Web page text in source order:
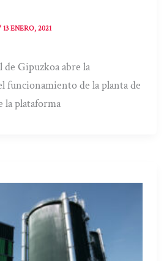
13 ENERO, 2021
Gipuzkoa abre la
funcionamiento de la planta de
la plataforma